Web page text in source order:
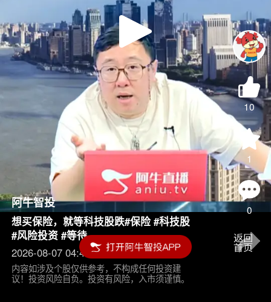
Play
Video
10
1
0
阿牛智投
想买保险，就等科技股跌#保险 #科技股
#风险投资 #等待
2026-08-07 04:45
内容如涉及个股仅供参考，不构成任何投资建
议！投资风险自负。投资有风险，入市须谨慎。